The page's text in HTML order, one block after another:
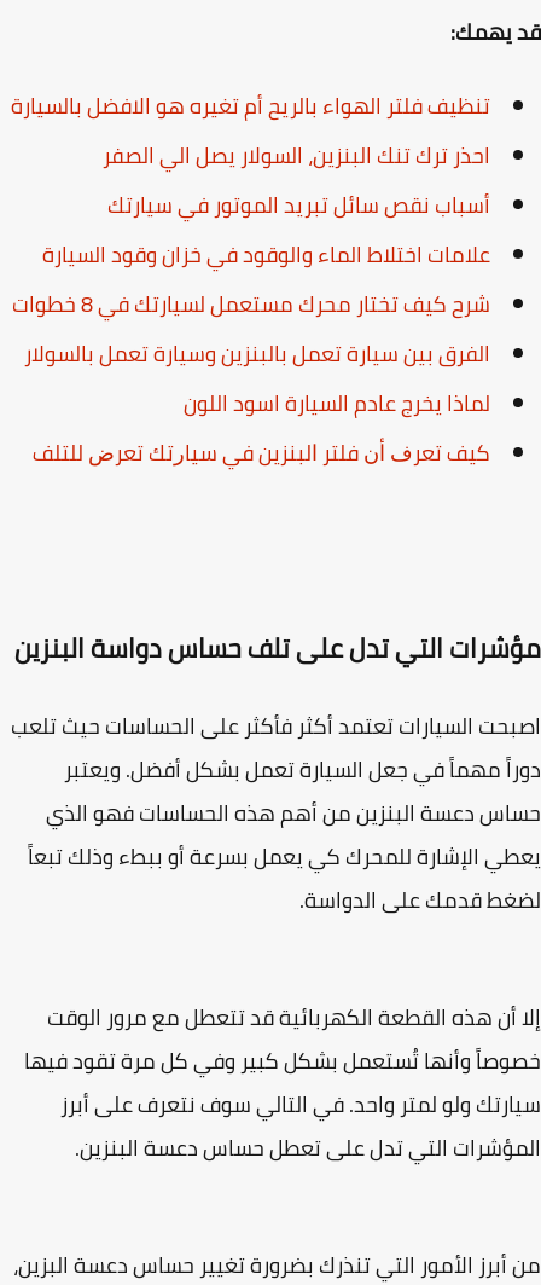
يهمك:
تنظيف فلتر الهواء بالريح أم تغيره هو الافضل بالسيارة
احذر ترك تنك البنزين، السولار يصل الي الصفر
أسباب نقص سائل تبريد الموتور في سيارتك
علامات اختلاط الماء والوقود في خزان وقود السيارة
شرح كيف تختار محرك مستعمل لسيارتك في 8 خطوات
الفرق بين سيارة تعمل بالبنزين وسيارة تعمل بالسولار
لماذا يخرج عادم السيارة اسود اللون
ﻛﻴﻒ ﺗﻌﺮﻑ ﺃﻥ ﻓﻠﺘﺮ ﺍﻟﺒﻨﺰﻳﻦ ﻓﻲ ﺳﻴﺎﺭﺗﻚ ﺗﻌﺮﺽ ﻟﻠﺘﻠﻒ
التي تدل على تلف حساس دواسة البنزين
السيارات تعتمد أكثر فأكثر على الحساسات حيث تلعب
مهماً في جعل السيارة تعمل بشكل أفضل. ويعتبر
دعسة البنزين من أهم هذه الحساسات فهو الذي
الإشارة للمحرك كي يعمل بسرعة أو ببطء وذلك تبعاً
قدمك على الدواسة.
أن هذه القطعة الكهربائية قد تتعطل مع مرور الوقت
وأنها تُستعمل بشكل كبير وفي كل مرة تقود فيها
ولو لمتر واحد. في التالي سوف نتعرف على أبرز
التي تدل على تعطل حساس دعسة البنزين.
الأمور التي تنذرك بضرورة تغيير حساس دعسة البزين،